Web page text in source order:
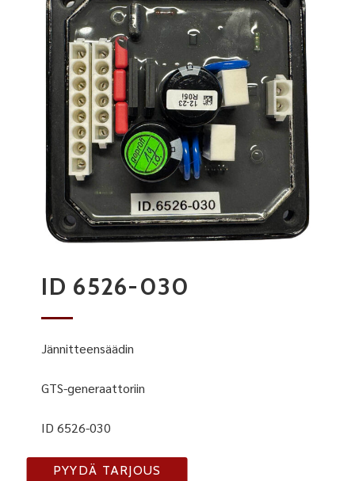
ID 6526-030
Jännitteensäädin
GTS-generaattoriin
ID 6526-030
PYYDÄ TARJOUS